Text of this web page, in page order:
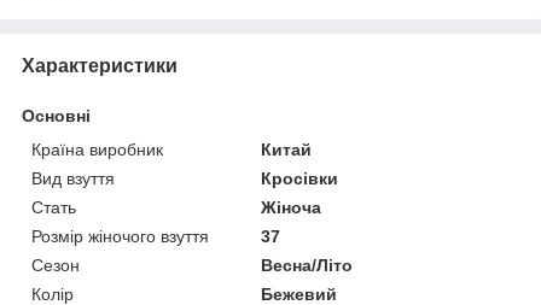
Характеристики
Основні
Країна виробник
Китай
Вид взуття
Кросівки
Стать
Жіноча
Розмір жіночого взуття
37
Сезон
Весна/Літо
Колір
Бежевий